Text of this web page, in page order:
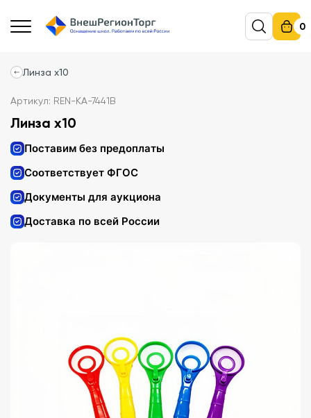
0
Линза х10
Артикул: REN-KA-7441B
Линза х10
Поставим без предоплаты
Соответствует ФГОС
Документы для аукциона
Доставка по всей России